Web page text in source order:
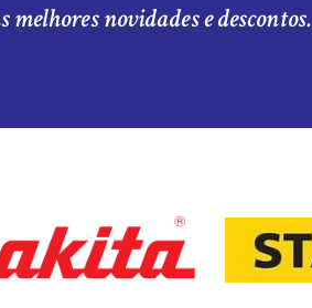
novidades e descontos.